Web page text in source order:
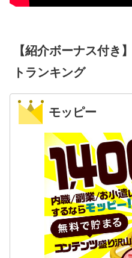
【紹介ボーナス付き
トランキング
モッピー